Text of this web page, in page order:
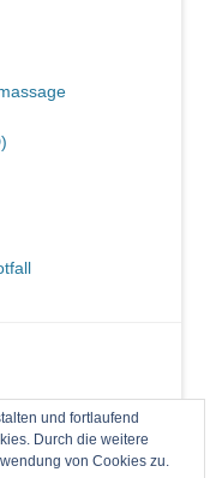
und fortlaufend
Durch die weitere
von Cookies zu.